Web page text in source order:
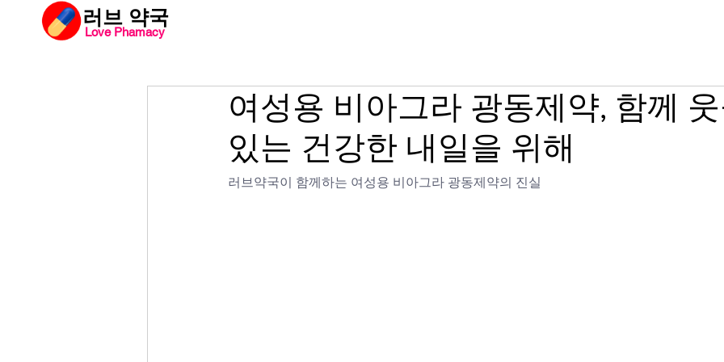
​러브 약국
Love Phamacy
여성용 비아그라 광동제약, 함께
있는 건강한 내일을 위해
러브약국이 함께하는 여성용 비아그라 광동제약의 진실